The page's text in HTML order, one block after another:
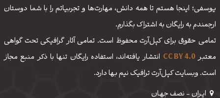
یوسفی؛ اینجا هستم تا همه دانش، مهارت‌‌ها و تجربیاتم را با شما دوستان
ارجمندم به رایگان به اشتراک بگذارم.
تمامی حقوق برای کپل‌آرت محفوظ است. تمامی آثار گرافیکی تحت گواهی
معتبرCC BY 4.0 انتشار یافته‌اند، استفاده رایگان تنها با ذکر منبع مجاز
است. وبسایت کپل‌آرت ترافیک نیم بها دارد.
ایـران - نصف جهـان